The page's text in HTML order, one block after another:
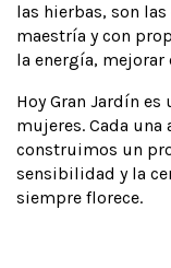
las hierbas, son
maestría y con
la energía, mejorar
Hoy Gran Jardín
mujeres. Cada
construimos un
sensibilidad y la
siempre florece.